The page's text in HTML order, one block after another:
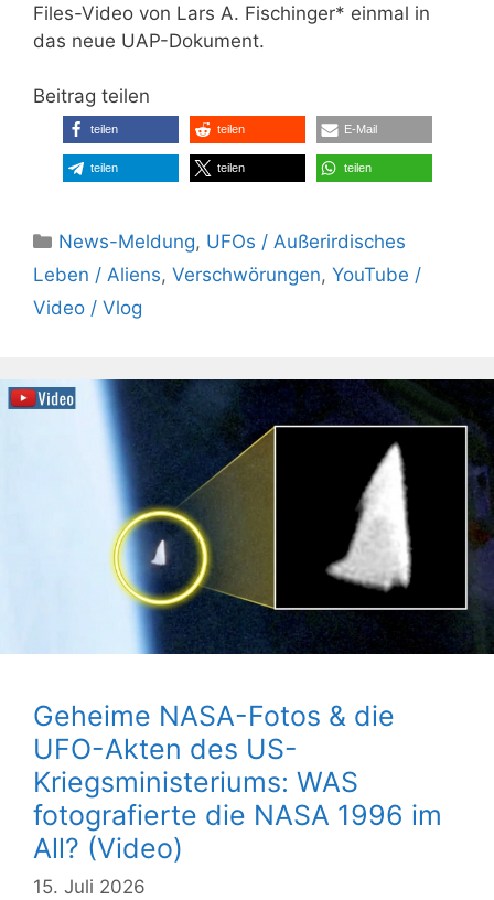
Files-Video von Lars A. Fischinger* einmal in
das neue UAP-Dokument.
Beitrag teilen
teilen teilen E-Mail
teilen teilen teilen
Kategorien
News-Meldung, UFOs / Außerirdisches
Leben / Aliens, Verschwörungen, YouTube /
Video / Vlog
Geheime NASA-Fotos & die
UFO-Akten des US-
Kriegsministeriums: WAS
fotografierte die NASA 1996 im
All? (Video)
15. Juli 2026